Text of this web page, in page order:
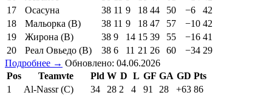
17
Осасуна 38 11 9 18 44 50 −6
42
18
Мальорка (В) 38 11 9 18 47 57 −10 42
19
Жирона (В) 38 9 14 15 39 55 −16 41
20
Реал Овьедо (В) 38 6 11 21 26 60 −34 29
Подробнее → Обновлено: 04.06.2026
Pos
Teamvte Pld W D L GF GA GD Pts
1
Al-Nassr (C) 34 28 2 4 91 28 +63 86